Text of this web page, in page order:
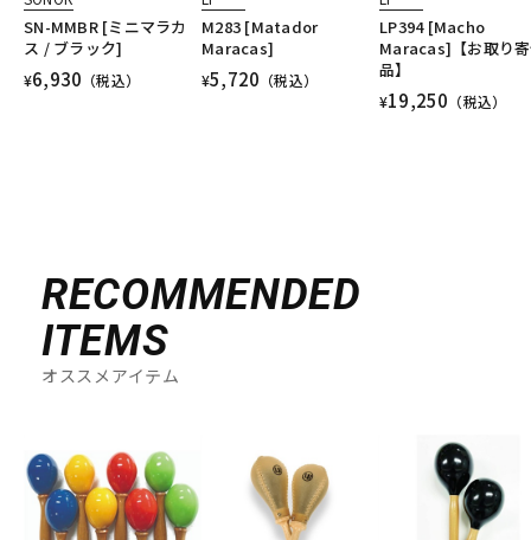
SN-MMBR [ミニマラカ
ス / ブラック]
¥6,930 （税込）
M283 [Matador
Maracas]
¥5,720 （税込）
LP394 [Macho
Maracas]【お取り
品】
¥19,250 （税込）
RECOMMENDED
ITEMS
オススメアイテム